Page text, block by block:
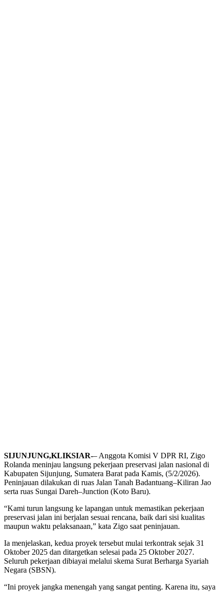
SIJUNJUNG,KLIKSIAR-– Anggota Komisi V DPR RI, Zigo
Rolanda meninjau langsung pekerjaan preservasi jalan nasional di
Kabupaten Sijunjung, Sumatera Barat pada Kamis, (5/2/2026).
Peninjauan dilakukan di ruas Jalan Tanah Badantuang–Kiliran Jao
serta ruas Sungai Dareh–Junction (Koto Baru).
“Kami turun langsung ke lapangan untuk memastikan pekerjaan
preservasi jalan ini berjalan sesuai rencana, baik dari sisi kualitas
maupun waktu pelaksanaan,” kata Zigo saat peninjauan.
Ia menjelaskan, kedua proyek tersebut mulai terkontrak sejak 31
Oktober 2025 dan ditargetkan selesai pada 25 Oktober 2027.
Seluruh pekerjaan dibiayai melalui skema Surat Berharga Syariah
Negara (SBSN).
“Ini proyek jangka menengah yang sangat penting. Karena itu, saya